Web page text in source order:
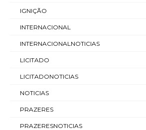
IGNIÇÃO
INTERNACIONAL
INTERNACIONALNOTICIAS
LICITADO
LICITADONOTICIAS
NOTICIAS
PRAZERES
PRAZERESNOTICIAS